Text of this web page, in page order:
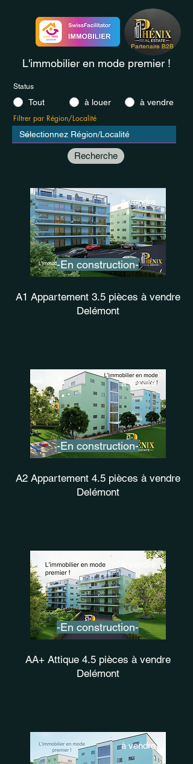
Partenaire B2B
L'immobilier en mode premier !
Status
Tout à louer à vendre
Filtrer par Région/Localité
Recherche
à vendre
-En construction-
A1 Appartement 3.5 pièces à vendre
Delémont
à vendre
-En construction-
A2 Appartement 4.5 pièces à vendre
Delémont
à vendre
-En construction-
AA+ Attique 4.5 pièces à vendre
Delémont
à vendre